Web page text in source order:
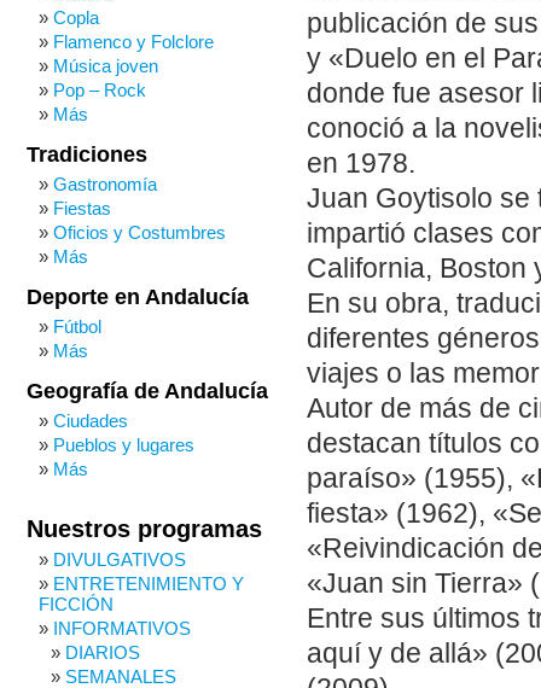
publicación de
y «Duelo en el
donde fue asesor
conoció a la
en 1978.
Juan Goytisolo se
impartió clases
California, Boston
En su obra,
diferentes
viajes o las
Autor de más de
destacan títulos
paraíso» (1955),
fiesta» (1962),
«Reivindicación
«Juan sin Tierra»
Entre sus últimos
aquí y de allá»
Copla
Flamenco y Folclore
Música joven
Pop – Rock
Más
Tradiciones
Gastronomía
Fiestas
Oficios y Costumbres
Más
Deporte en Andalucía
Fútbol
Más
Geografía de Andalucía
Ciudades
Pueblos y lugares
Más
Nuestros programas
DIVULGATIVOS
ENTRETENIMIENTO Y
FICCIÓN
INFORMATIVOS
DIARIOS
SEMANALES